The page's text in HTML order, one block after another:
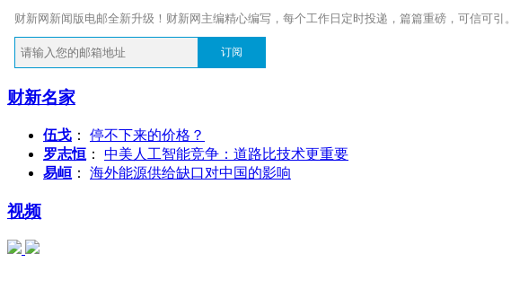
财新网新闻版电邮全新升级！财新网主编精心编写，每个工作日定时投递，篇篇重磅，可信可引。
订阅
财新名家
伍戈 ： 停不下来的价格？
罗志恒 ： 中美人工智能竞争：道路比技术更重要
易峘 ： 海外能源供给缺口对中国的影响
视频